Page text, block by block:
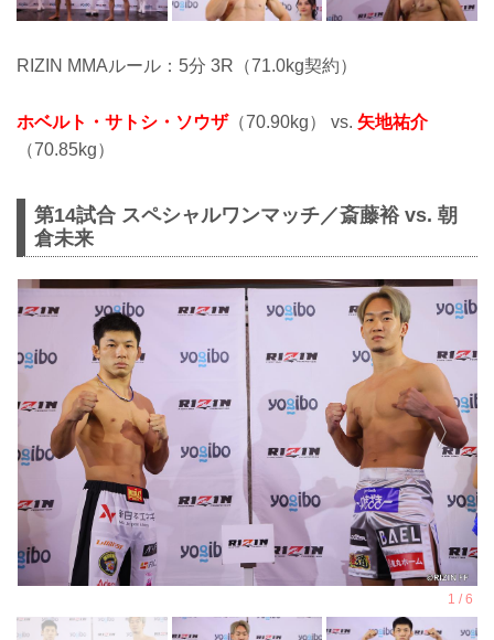
RIZIN MMAルール：5分 3R（71.0kg契約）
ホベルト・サトシ・ソウザ（70.90kg） vs. 矢地祐介
（70.85kg）
第14試合 スペシャルワンマッチ／斎藤裕 vs. 朝
倉未来